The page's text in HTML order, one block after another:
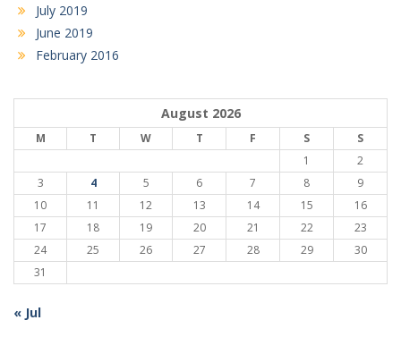
July 2019
June 2019
February 2016
August 2026
M T W T F S
S
1
2
3
4 5 6 7 8
9
10
11 12 13 14 15
16
17
18 19 20 21 22
23
24
25 26 27 28 29
30
31
« Jul